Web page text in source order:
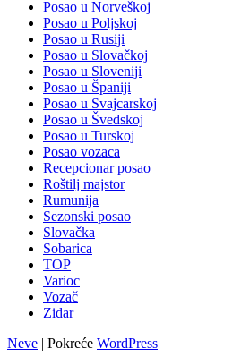
Posao u Norveškoj
Posao u Poljskoj
Posao u Rusiji
Posao u Slovačkoj
Posao u Sloveniji
Posao u Španiji
Posao u Svajcarskoj
Posao u Švedskoj
Posao u Turskoj
Posao vozaca
Recepcionar posao
Roštilj majstor
Rumunija
Sezonski posao
Slovačka
Sobarica
TOP
Varioc
Vozač
Zidar
Neve | Pokreće WordPress